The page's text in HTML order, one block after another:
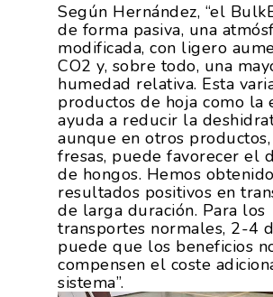
Según Hernández, “el
de forma pasiva, una
modificada, con ligero
CO2 y, sobre todo, una
humedad relativa. Esta
productos de hoja como la
ayuda a reducir la
aunque en otros
fresas, puede favorecer el
de hongos. Hemos obtenido
resultados positivos en
de larga duración. Para los
transportes normales, 2-4
puede que los beneficios
compensen el coste
sistema”.